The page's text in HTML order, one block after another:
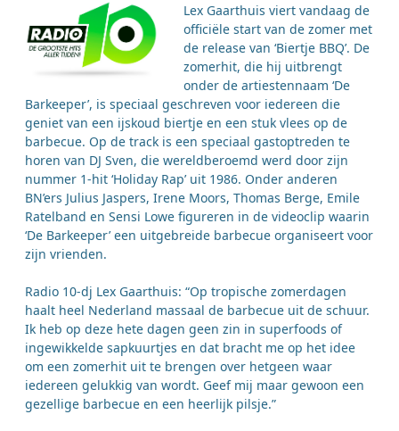
Lex Gaarthuis viert vandaag de
officiële start van de zomer met
de release van ‘Biertje BBQ’. De
zomerhit, die hij uitbrengt
onder de artiestennaam ‘De
Barkeeper’, is speciaal geschreven voor iedereen die
geniet van een ijskoud biertje en een stuk vlees op de
barbecue. Op de track is een speciaal gastoptreden te
horen van DJ Sven, die wereldberoemd werd door zijn
nummer 1-hit ‘Holiday Rap’ uit 1986. Onder anderen
BN’ers Julius Jaspers, Irene Moors, Thomas Berge, Emile
Ratelband en Sensi Lowe figureren in de videoclip waarin
‘De Barkeeper’ een uitgebreide barbecue organiseert voor
zijn vrienden.
Radio 10-dj Lex Gaarthuis: “Op tropische zomerdagen
haalt heel Nederland massaal de barbecue uit de schuur.
Ik heb op deze hete dagen geen zin in superfoods of
ingewikkelde sapkuurtjes en dat bracht me op het idee
om een zomerhit uit te brengen over hetgeen waar
iedereen gelukkig van wordt. Geef mij maar gewoon een
gezellige barbecue en een heerlijk pilsje.”